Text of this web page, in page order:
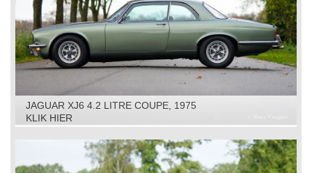
JAGUAR XJ6 4.2 LITRE COUPE, 1975
KLIK HIER